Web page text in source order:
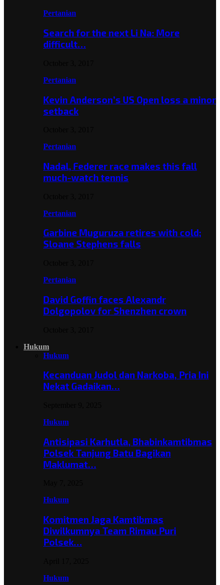
Pertanian
Search for the next Li Na: More
difficult…
Pertanian
Kevin Anderson’s US Open loss a minor
setback
Pertanian
Nadal, Federer race makes this fall
much-watch tennis
Pertanian
Garbine Muguruza retires with cold;
Sloane Stephens falls
Pertanian
David Goffin faces Alexandr
Dolgopolov for Shenzhen crown
Hukum
Hukum
Kecanduan Judol dan Narkoba, Pria Ini
Nekat Gadaikan…
Hukum
Antisipasi Karhutla, Bhabinkamtibmas
Polsek Tanjung Batu Bagikan
Maklumat…
Hukum
Komitmen Jaga Kamtibmas
Diwilkumnya Team Rimau Puri
Polsek…
Hukum